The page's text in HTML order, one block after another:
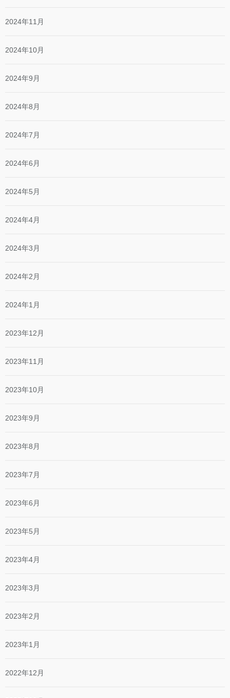
2024年11月
2024年10月
2024年9月
2024年8月
2024年7月
2024年6月
2024年5月
2024年4月
2024年3月
2024年2月
2024年1月
2023年12月
2023年11月
2023年10月
2023年9月
2023年8月
2023年7月
2023年6月
2023年5月
2023年4月
2023年3月
2023年2月
2023年1月
2022年12月